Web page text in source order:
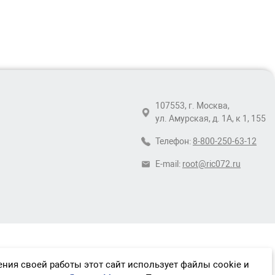
107553, г. Москва,
ул. Амурская, д. 1А, к 1, 155
Телефон: 8-800-250-63-12
E-mail: root@ric072.ru
своей работы этот сайт использует файлы cookie и